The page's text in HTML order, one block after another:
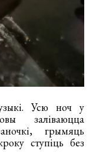
Усю ноч у
заліваюцца
грымяць
ступіць без